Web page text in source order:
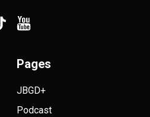
Pages
JBGD+
Podcast